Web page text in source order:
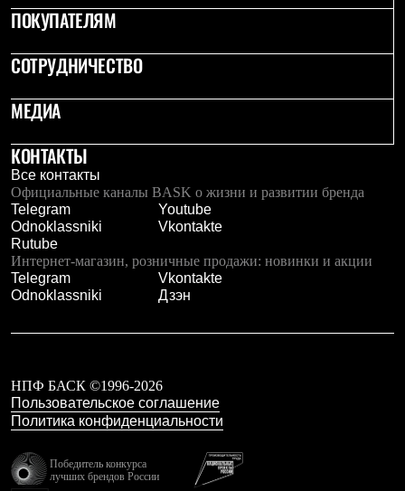
Опушки
Термоковрики
В Арктику
Коллекции
ЗА ПОЛЯРНЫМ КРУГОМ
BASK kids
CITY
BASK juno
ИДЁМ В ПОХОД
Дневник капитана
Каталог дилеров
Компания
Баск сегодня
История
Отцы основатели
Баск в вашем городе
Команда Баск
Сотрудничество
Дилерам
Корпоративным клиентам
Услуги
ПОКУПАТЕЛЯМ
СОТРУДНИЧЕСТВО
МЕДИА
КОНТАКТЫ
Все контакты
Официальные каналы BASK о жизни и развитии бренда
Telegram
Youtube
Odnoklassniki
Vkontakte
Rutube
Интернет-магазин, розничные продажи: новинки и акции
Telegram
Vkontakte
Odnoklassniki
Дзэн
НПФ БАСК ©1996-2026
Пользовательское соглашение
Политика конфиденциальности
Победитель конкурса
лучших брендов России